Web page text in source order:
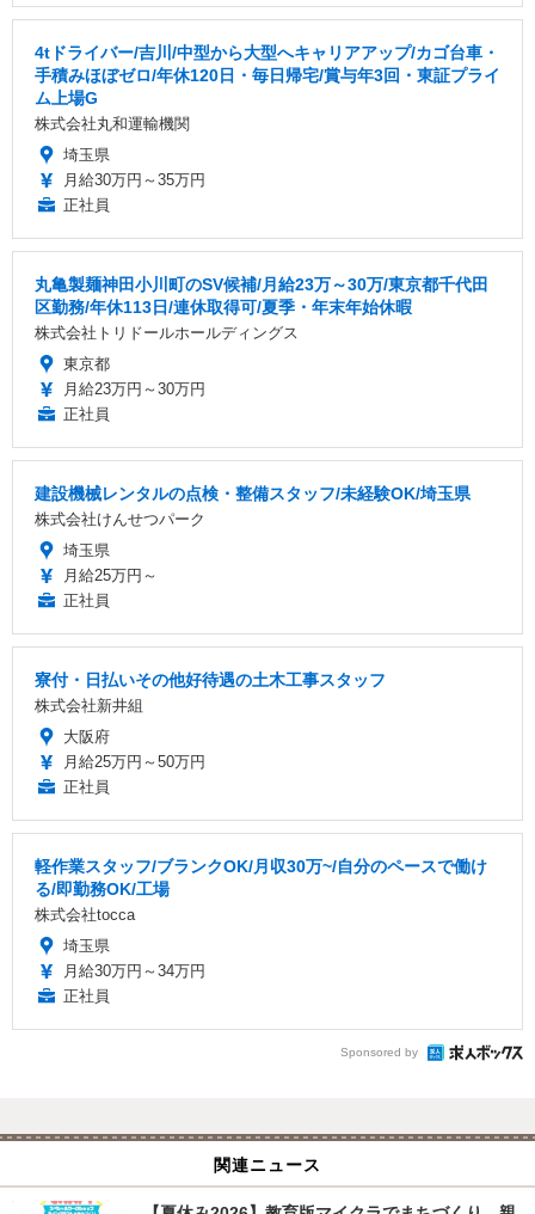
4tドライバー/吉川/中型から大型へキャリアアップ/カゴ台車・
手積みほぼゼロ/年休120日・毎日帰宅/賞与年3回・東証プライ
ム上場G
株式会社丸和運輸機関
埼玉県
月給30万円～35万円
正社員
丸亀製麺神田小川町のSV候補/月給23万～30万/東京都千代田
区勤務/年休113日/連休取得可/夏季・年末年始休暇
株式会社トリドールホールディングス
東京都
月給23万円～30万円
正社員
建設機械レンタルの点検・整備スタッフ/未経験OK/埼玉県
株式会社けんせつパーク
埼玉県
月給25万円～
正社員
寮付・日払いその他好待遇の土木工事スタッフ
株式会社新井組
大阪府
月給25万円～50万円
正社員
軽作業スタッフ/ブランクOK/月収30万~/自分のペースで働け
る/即勤務OK/工場
株式会社tocca
埼玉県
月給30万円～34万円
正社員
Sponsored by
関連ニュース